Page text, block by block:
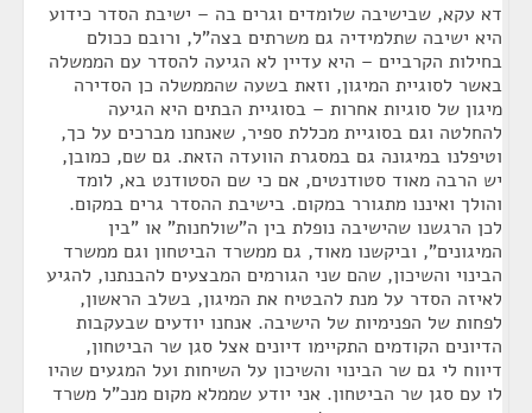
דא עקא, שבישיבה שלומדים וגרים בה – ישיבת הסדר כידוע
היא ישיבה שתלמידיה גם משרתים בצה"ל, ורובם ככולם
בחילות הקרביים – היא עדיין לא הגיעה להסדר עם הממשלה
באשר לסוגיית המיגון, וזאת בשעה שהממשלה כן הסדירה
מיגון של סוגיות אחרות – בסוגיית הבתים היא הגיעה
להחלטה וגם בסוגיית מכללת ספיר, שאנחנו מברכים על כך,
וטיפלנו במיגונה גם במסגרת הוועדה הזאת. גם שם, כמובן,
יש הרבה מאוד סטודנטים, אם כי שם הסטודנט בא, לומד
והולך ואיננו מתגורר במקום. בישיבת ההסדר גרים במקום.
לכן הרגשנו שהישיבה נופלת בין ה"שולחנות" או "בין
המיגונים", וביקשנו מאוד, גם ממשרד הביטחון וגם ממשרד
הבינוי והשיכון, שהם שני הגורמים המבצעים להבנתנו, להגיע
לאיזה הסדר על מנת להבטיח את המיגון, בשלב הראשון,
לפחות של הפנימיות של הישיבה. אנחנו יודעים שבעקבות
הדיונים הקודמים התקיימו דיונים אצל סגן שר הביטחון,
דיווח לי גם שר הבינוי והשיכון על השיחות ועל המגעים שהיו
לו עם סגן שר הביטחון. אני יודע שממלא מקום מנכ"ל משרד